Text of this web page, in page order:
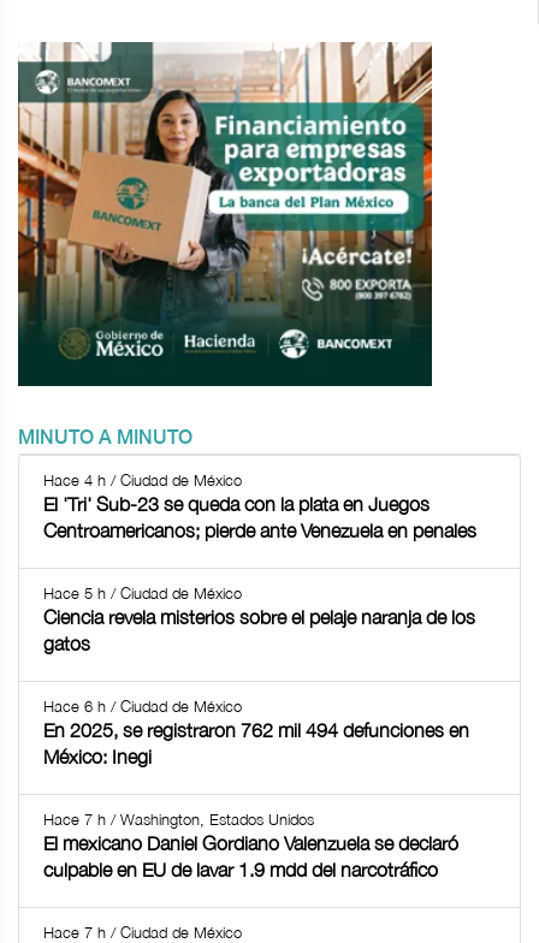
MINUTO A MINUTO
Hace 4 h / Ciudad de México
El 'Tri' Sub-23 se queda con la plata en Juegos
Centroamericanos; pierde ante Venezuela en penales
Hace 5 h / Ciudad de México
Ciencia revela misterios sobre el pelaje naranja de los
gatos
Hace 6 h / Ciudad de México
En 2025, se registraron 762 mil 494 defunciones en
México: Inegi
Hace 7 h / Washington, Estados Unidos
El mexicano Daniel Gordiano Valenzuela se declaró
culpable en EU de lavar 1.9 mdd del narcotráfico
Hace 7 h / Ciudad de México